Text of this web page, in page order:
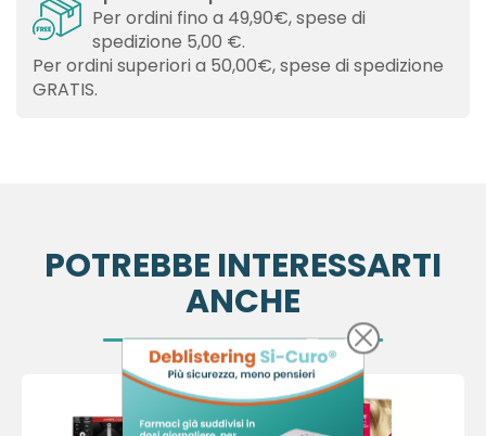
Aggiungi alla lista dei desideri
Crea lista dei desideri
Nome lista dei desideri
Accedi
Devi avere effettuato l'accesso per salvare dei
prodotti nella tua lista dei desideri.
Per ordini fino a 49,90€, spese di
spedizione 5,00 €.
Per ordini superiori a 50,00€, spese di spedizione
GRATIS.
POTREBBE INTERESSARTI
ANCHE
-37,45 €